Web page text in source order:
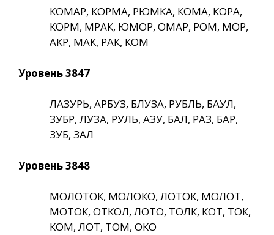
КОМАР, КОРМА, РЮМКА, КОМА, КОРА,
КОРМ, МРАК, ЮМОР, ОМАР, РОМ, МОР,
АКР, МАК, РАК, КОМ
Уровень 3847
ЛАЗУРЬ, АРБУЗ, БЛУЗА, РУБЛЬ, БАУЛ,
ЗУБР, ЛУЗА, РУЛЬ, АЗУ, БАЛ, РАЗ, БАР,
ЗУБ, ЗАЛ
Уровень 3848
МОЛОТОК, МОЛОКО, ЛОТОК, МОЛОТ,
МОТОК, ОТКОЛ, ЛОТО, ТОЛК, КОТ, ТОК,
КОМ, ЛОТ, ТОМ, ОКО